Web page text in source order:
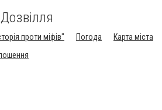
Дозвілля
проти міфів" Погода
Карта міста